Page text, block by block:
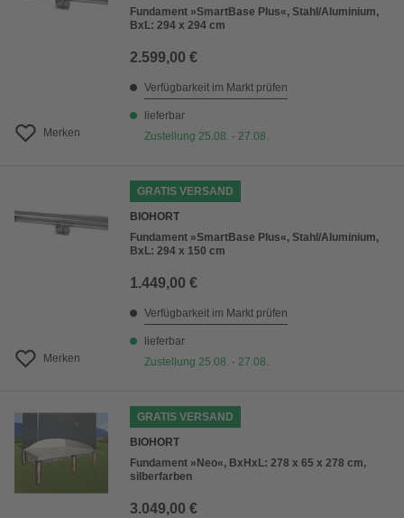
Merken
Fundament »SmartBase Plus«, Stahl/Aluminium,
BxL: 294 x 294 cm
2.599,00 €
Verfügbarkeit im Markt prüfen
lieferbar
Zustellung 25.08. - 27.08.
Merken
GRATIS VERSAND
BIOHORT
Fundament »SmartBase Plus«, Stahl/Aluminium,
BxL: 294 x 150 cm
1.449,00 €
Verfügbarkeit im Markt prüfen
lieferbar
Zustellung 25.08. - 27.08.
GRATIS VERSAND
BIOHORT
Fundament »Neo«, BxHxL: 278 x 65 x 278 cm,
silberfarben
3.049,00 €